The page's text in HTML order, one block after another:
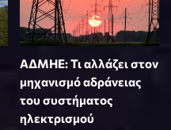
ΑΔΜΗΕ: Τι αλλάζει στον
μηχανισμό αδράνειας
του συστήματος
ηλεκτρισμού